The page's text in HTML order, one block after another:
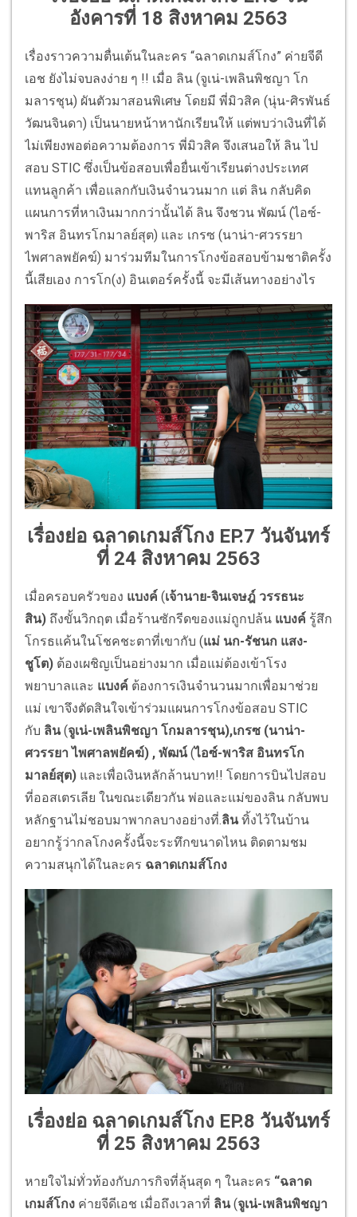
อังคารที่ 18 สิงหาคม 2563
เรื่องราวความตื่นเต้นในละคร “ฉลาดเกมส์โกง” ค่ายจีดี
เอช ยังไม่จบลงง่าย ๆ !! เมื่อ ลิน (จูเน่-เพลินพิชญา โก
มลารชุน) ผันตัวมาสอนพิเศษ โดยมี พี่มิวสิค (นุ่น-ศิรพันธ์
วัฒนจินดา) เป็นนายหน้าหานักเรียนให้ แต่พบว่าเงินที่ได้
ไม่เพียงพอต่อความต้องการ พี่มิวสิค จึงเสนอให้ ลิน ไป
สอบ STIC ซึ่งเป็นข้อสอบเพื่อยื่นเข้าเรียนต่างประเทศ
แทนลูกค้า เพื่อแลกกับเงินจำนวนมาก แต่ ลิน กลับคิด
แผนการที่หาเงินมากกว่านั้นได้ ลิน จึงชวน พัฒน์ (ไอซ์-
พาริส อินทรโกมาลย์สุต) และ เกรซ (นาน่า-ศวรรยา
ไพศาลพยัคฆ์) มาร่วมทีมในการโกงข้อสอบข้ามชาติครั้ง
นี้เสียเอง การโก(ง) อินเตอร์ครั้งนี้ จะมีเส้นทางอย่างไร
เรื่องย่อ ฉลาดเกมส์โกง EP.7 วันจันทร์
ที่ 24 สิงหาคม 2563
เมื่อครอบครัวของ แบงค์ (เจ้านาย-จินเจษฎ์ วรรธนะ
สิน) ถึงขั้นวิกฤต เมื่อร้านซักรีดของแม่ถูกปล้น แบงค์ รู้สึก
โกรธแค้นในโชคชะตาที่เขากับ (แม่ นก-รัชนก แสง-
ชูโต) ต้องเผชิญเป็นอย่างมาก เมื่อแม่ต้องเข้าโรง
พยาบาลและ แบงค์ ต้องการเงินจำนวนมากเพื่อมาช่วย
แม่ เขาจึงตัดสินใจเข้าร่วมแผนการโกงข้อสอบ STIC
กับ ลิน(จูเน่-เพลินพิชญา โกมลารชุน),เกรซ (นาน่า-
ศวรรยา ไพศาลพยัคฆ์) , พัฒน์(ไอซ์-พาริส อินทรโก
มาลย์สุต) และเพื่อเงินหลักล้านบาท!! โดยการบินไปสอบ
ที่ออสเตรเลีย ในขณะเดียวกัน พ่อและแม่ของลิน กลับพบ
หลักฐานไม่ชอบมาพากลบางอย่างที่.ลินทิ้งไว้ในบ้าน
อยากรู้ว่ากลโกงครั้งนี้จะระทึกขนาดไหน ติดตามชม
ความสนุกได้ในละคร ฉลาดเกมส์โกง
เรื่องย่อ ฉลาดเกมส์โกง EP.8 วันจันทร์
ที่ 25 สิงหาคม 2563
หายใจไม่ทั่วท้องกับภารกิจที่ลุ้นสุด ๆ ในละคร “ฉลาด
เกมส์โกง ค่ายจีดีเอช เมื่อถึงเวลาที่ ลิน(จูเน่-เพลินพิชญา